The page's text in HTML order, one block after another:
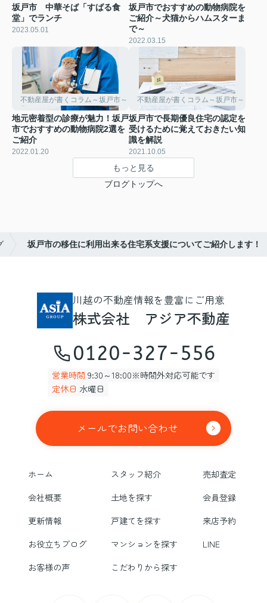
坂戸市 中華そば「すばる食
堂」でランチ
2023.05.01
坂戸市でおすすめの動物病院を
ご紹介～犬猫からハムスターま
で～
2022.03.15
不動産屋が書くコラム～坂戸市～
地元密着型の診療が魅力！坂戸
市でおすすめの動物病院2選を
ご紹介
2022.01.20
不動産屋が書くコラム～坂戸市～
坂戸市で長期優良住宅の認定を
受けるために覚えておきたい知
識を解説
2021.10.05
もっと見る
ブログトップへ
坂戸市の移住に利用出来る住宅系支援についてご紹介します！
川越の不動産情報を豊富にご用意
株式会社 アジア不動産
0120-327-556
営業時間 9:30～18:00※時間外対応可能です
定休日 水曜日
メールでお問い合わせ
ホーム スタッフ紹介
売却査定
会社概要
土地を探す
会員登録
更新情報
戸建てを探す
来店予約
お役立ちブログ
マンションを探す
LINE
お客様の声
こだわりから探す